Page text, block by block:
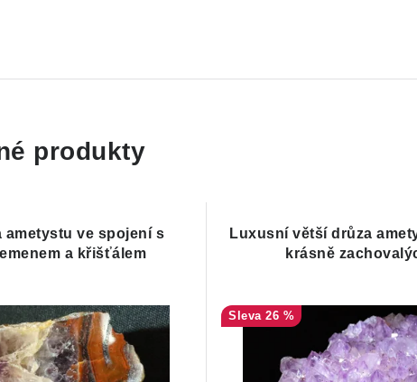
produkty
ametystu ve spojení s
a křišťálem
Luxusní větší drůza
krásně
26 %